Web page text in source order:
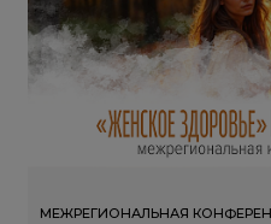
МЕЖРЕГИОНАЛЬНАЯ